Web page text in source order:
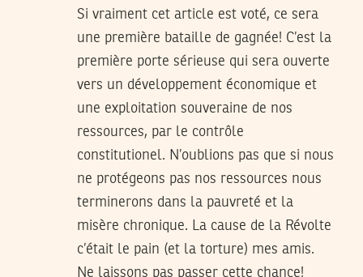
Si vraiment cet article est voté, ce sera
une première bataille de gagnée! C’est la
première porte sérieuse qui sera ouverte
vers un développement économique et
une exploitation souveraine de nos
ressources, par le contrôle
constitutionel. N’oublions pas que si nous
ne protégeons pas nos ressources nous
terminerons dans la pauvreté et la
misère chronique. La cause de la Révolte
c’était le pain (et la torture) mes amis.
Ne laissons pas passer cette chance!